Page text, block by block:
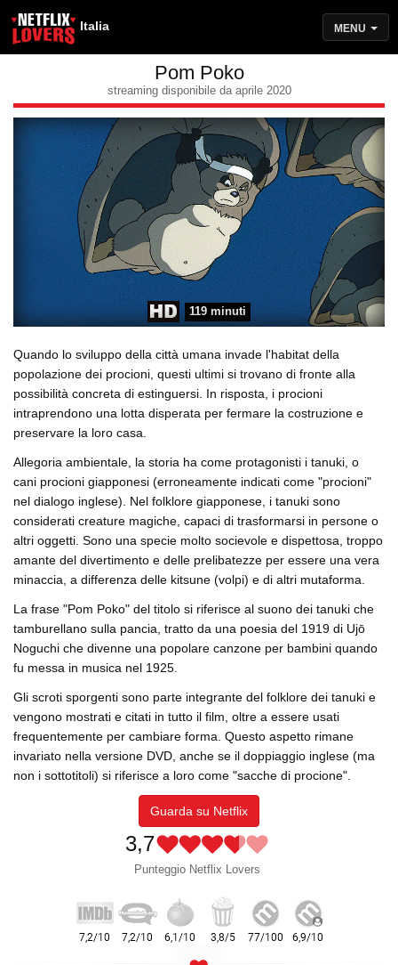
Italia MENU
Pom Poko
streaming disponibile da aprile 2020
119 minuti
Quando lo sviluppo della città umana invade l'habitat della
popolazione dei procioni, questi ultimi si trovano di fronte alla
possibilità concreta di estinguersi. In risposta, i procioni
intraprendono una lotta disperata per fermare la costruzione e
preservare la loro casa.
Allegoria ambientale, la storia ha come protagonisti i tanuki, o
cani procioni giapponesi (erroneamente indicati come "procioni"
nel dialogo inglese). Nel folklore giapponese, i tanuki sono
considerati creature magiche, capaci di trasformarsi in persone o
altri oggetti. Sono una specie molto socievole e dispettosa, troppo
amante del divertimento e delle prelibatezze per essere una vera
minaccia, a differenza delle kitsune (volpi) e di altri mutaforma.
La frase "Pom Poko" del titolo si riferisce al suono dei tanuki che
tamburellano sulla pancia, tratto da una poesia del 1919 di Ujō
Noguchi che divenne una popolare canzone per bambini quando
fu messa in musica nel 1925.
Gli scroti sporgenti sono parte integrante del folklore dei tanuki e
vengono mostrati e citati in tutto il film, oltre a essere usati
frequentemente per cambiare forma. Questo aspetto rimane
invariato nella versione DVD, anche se il doppiaggio inglese (ma
non i sottotitoli) si riferisce a loro come "sacche di procione".
Guarda su Netflix
3,7
Punteggio Netflix Lovers